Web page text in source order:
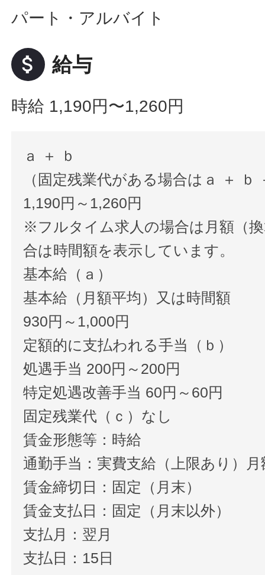
パート・アルバイト
attach_money 給与
時給 1,190円〜1,260円
ａ ＋ ｂ
（固定残業代がある場合はａ ＋ ｂ
1,190円～1,260円
※フルタイム求人の場合は月額（
合は時間額を表示しています。
基本給（ａ）
基本給（月額平均）又は時間額
930円～1,000円
定額的に支払われる手当（ｂ）
処遇手当 200円～200円
特定処遇改善手当 60円～60円
固定残業代（ｃ）なし
賃金形態等：時給
通勤手当：実費支給（上限あり）
賃金締切日：固定（月末）
賃金支払日：固定（月末以外）
支払月：翌月
支払日：15日